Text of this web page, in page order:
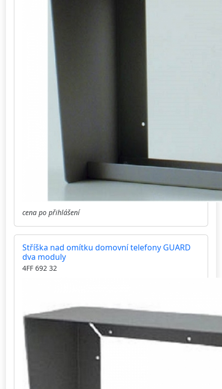
cena po přihlášení
Stříška nad omítku domovní telefony GUARD
dva moduly
4FF 692 32